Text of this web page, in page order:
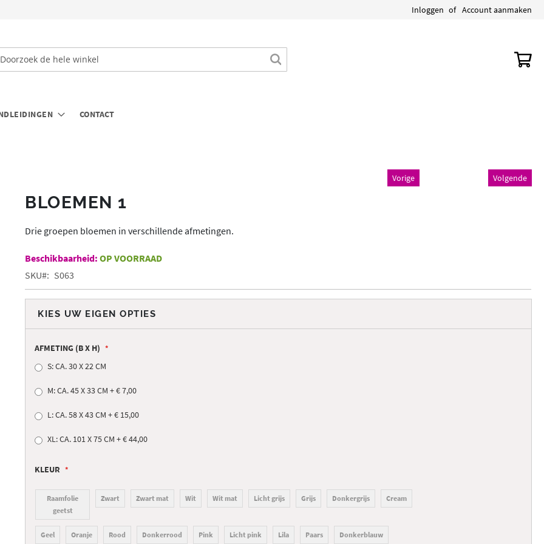
Inloggen Account aanmaken
CONTACT
Vorige Volgende
BLOEMEN 1
Drie groepen bloemen in verschillende afmetingen.
OP VOORRAAD
SKU
S063
KIES UW EIGEN OPTIES
AFMETING (B X H)
S: CA. 30 X 22 CM
M: CA. 45 X 33 CM+€ 7,00
L: CA. 58 X 43 CM+€ 15,00
XL: CA. 101 X 75 CM+€ 44,00
KLEUR
Raamfolie
geetst
Zwart Zwart mat Wit Wit mat Licht grijs Grijs Donkergrijs Cream
Geel Oranje Rood Donkerrood Pink Licht pink Lila Paars Donkerblauw